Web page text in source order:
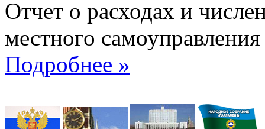
Отчет о расходах и
местного самоуправления
Подробнее »